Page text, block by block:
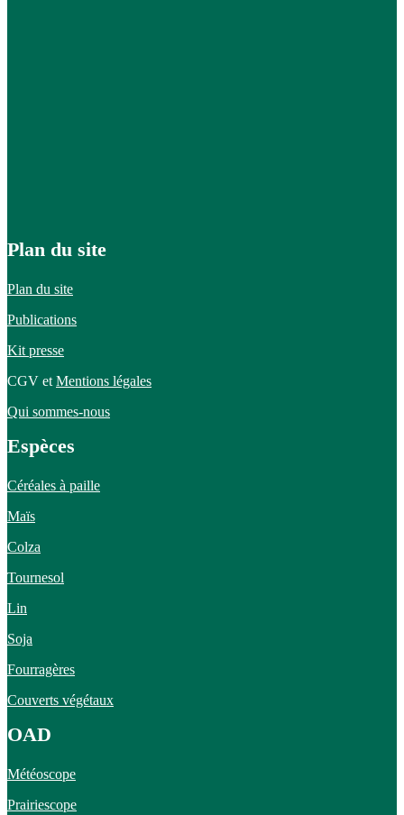
Plan du site
Plan du site
Publications
Kit presse
CGV et Mentions légales
Qui sommes-nous
Espèces
Céréales à paille
Maïs
Colza
Tournesol
Lin
Soja
Fourragères
Couverts végétaux
OAD
Météoscope
Prairiescope